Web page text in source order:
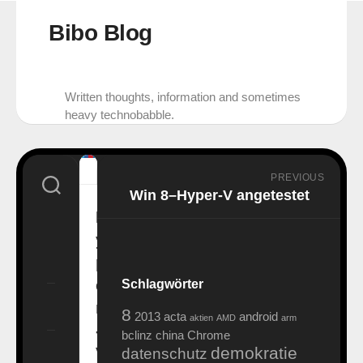
Bibo Blog
Written thoughts, information and sometimes
heavy technobabble.
H
y
p
e
r
-
V
PREVIOUS
Win 8–Hyper-V angetestet
Schlagwörter
8 2013 acta aktien AMD android arm
bclinz china Chrome
datenschutz demokratie